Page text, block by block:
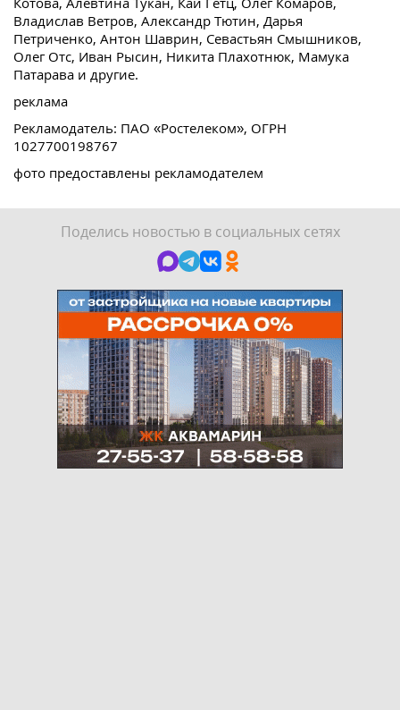
Владислав Ветров, Александр Тютин, Дарья
Петриченко, Антон Шаврин, Севастьян Смышников,
Олег Отс, Иван Рысин, Никита Плахотнюк, Мамука
Патарава и другие.
реклама
Рекламодатель: ПАО «Ростелеком», ОГРН
1027700198767
фото предоставлены рекламодателем
Поделись новостью в социальных сетях